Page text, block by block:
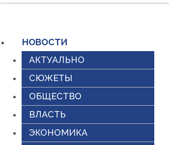
содержимому
НОВОСТИ
АКТУАЛЬНО
СЮЖЕТЫ
ОБЩЕСТВО
ВЛАСТЬ
ЭКОНОМИКА